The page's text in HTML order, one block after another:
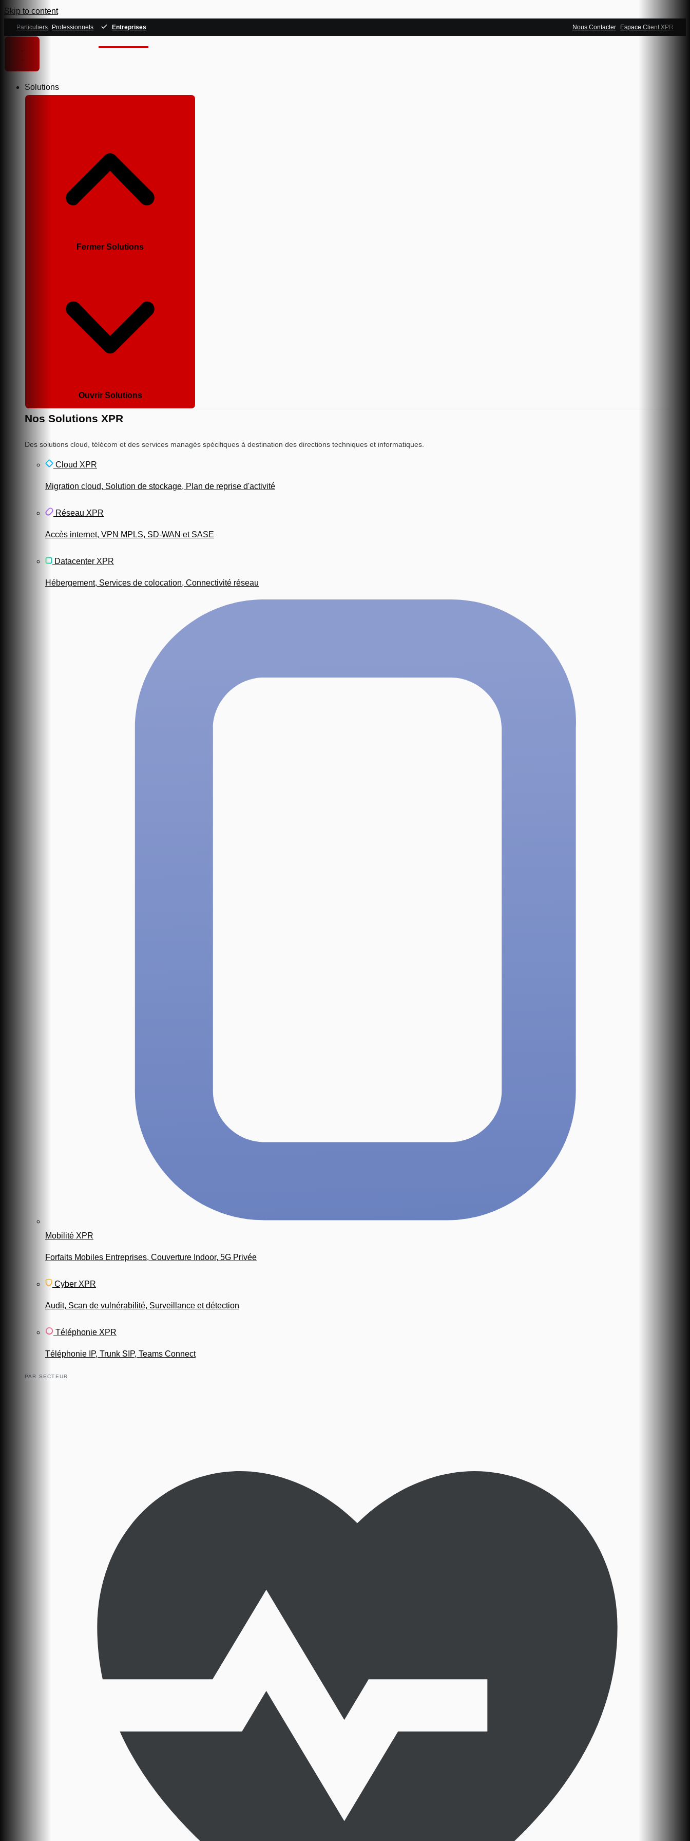
Skip to content
Particuliers Professionnels Entreprises Nous Contacter Espace Client XPR
Solutions
Fermer Solutions
Ouvrir Solutions
Nos Solutions XPR
Des solutions cloud, télécom et des services managés spécifiques à destination des directions techniques et informatiques.
Cloud XPR
Migration cloud, Solution de stockage, Plan de reprise d'activité
Réseau XPR
Accès internet, VPN MPLS, SD-WAN et SASE
Datacenter XPR
Hébergement, Services de colocation, Connectivité réseau
Mobilité XPR
Forfaits Mobiles Entreprises, Couverture Indoor, 5G Privée
Cyber XPR
Audit, Scan de vulnérabilité, Surveillance et détection
Téléphonie XPR
Téléphonie IP, Trunk SIP, Teams Connect
PAR SECTEUR